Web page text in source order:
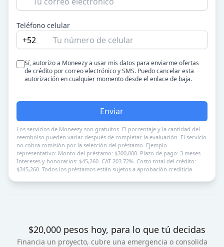
Teléfono celular
+52
Sí, autorizo a Moneezy a usar mis datos para enviarme ofertas
de crédito por correo electrónico y SMS. Puedo cancelar esta
autorización en cualquier momento desde el enlace de baja.
Enviar
Los servicios de Moneezy son gratuitos. El porcentaje y la cantidad del
reembolso pueden variar después de completar la evaluación. El servicio
no cobra comisión por la selección del préstamo. Ejemplo
representativo: Monto del préstamo: $300,000. Plazo de pago: 3 meses.
Intereses y honorarios: $45,260. CAT 203.72%. Costo total del crédito:
$345,260. Todos los préstamos están sujetos a aprobación crediticia.
$20,000 pesos hoy, para lo que tú decidas
Financia un proyecto, cubre una emergencia o consolida